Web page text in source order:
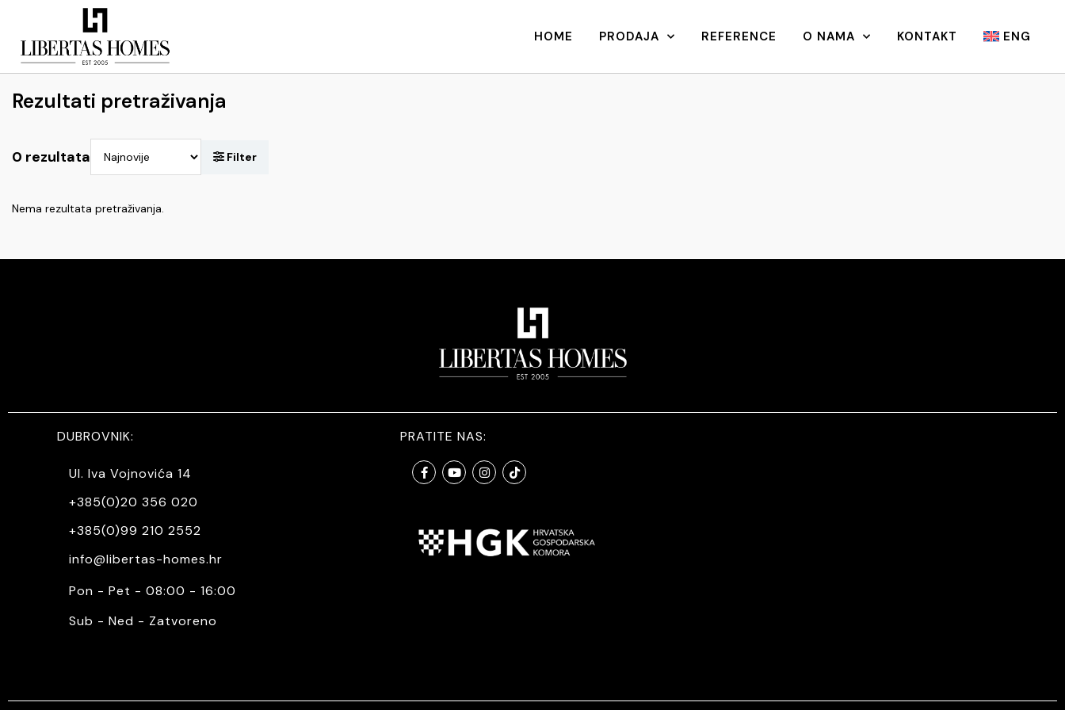
HOME PRODAJA REFERENCE O NAMA KONTAKT ENG
Rezultati pretraživanja
0 rezultata
Nema rezultata pretraživanja.
DUBROVNIK:
Ul. Iva Vojnovića 14
+385(0)20 356 020
+385(0)99 210 2552
info@libertas-homes.hr
Pon - Pet - 08:00 - 16:00
Sub - Ned - Zatvoreno
PRATITE NAS: